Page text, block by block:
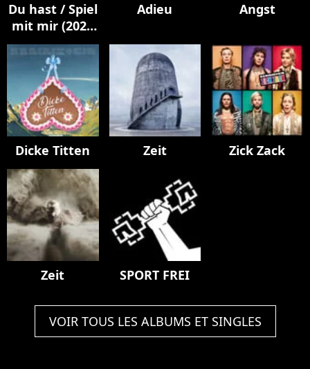
Du hast / Spiel
mit mir (2023
Mix)
Adieu Angst
Dicke Titten Zeit Zick Zack
Zeit SPORT FREI
VOIR TOUS LES ALBUMS ET SINGLES